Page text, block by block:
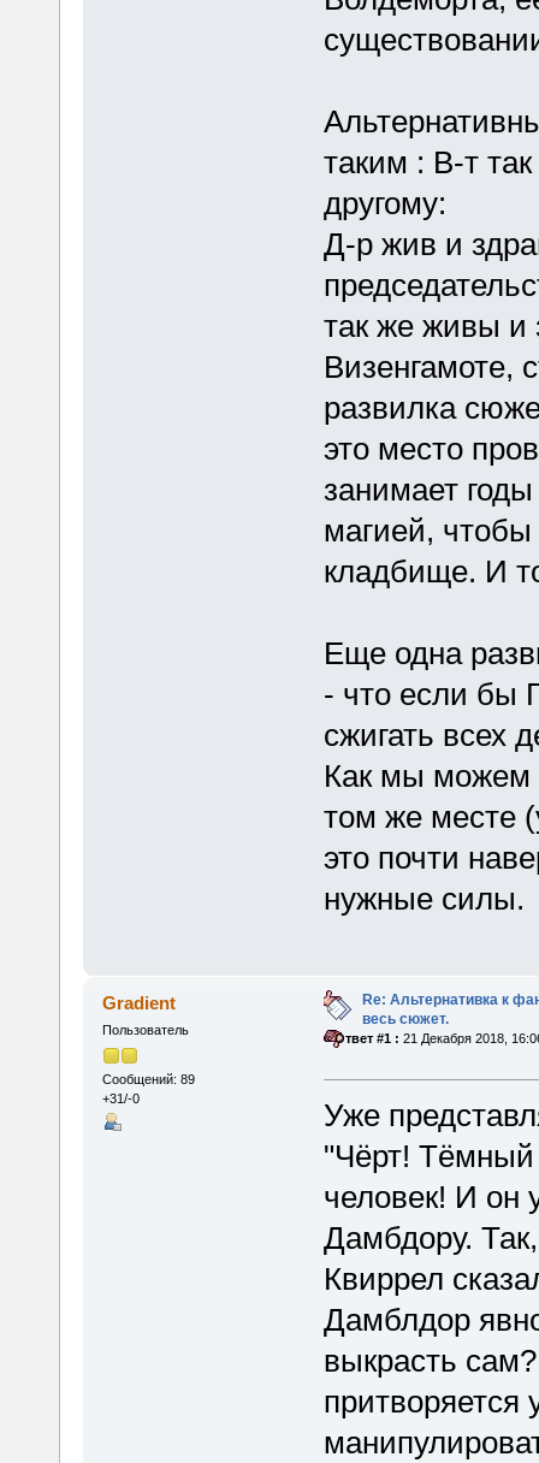
таким : В-т
другому:
Д-р жив и
так же живы и
Визенгамоте,
развилка
это место
занимает
магией, чтобы
кладбище. И
Еще одна
- что если бы
сжигать всех
Как мы можем
том же месте
это почти
нужные силы.
Gradient
Пользователь
Сообщений: 89
+31/-0
Re: Альтернативка к
весь сюжет.
«Ответ #1 : 21 Декабря 2018,
Уже
"Чёрт! Тёмный
человек! И он
Дамбдору.
Квиррел
Дамблдор
выкрасть